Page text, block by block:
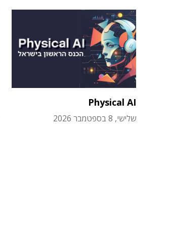
Physical AI
שלישי, 8 בספטמבר 2026